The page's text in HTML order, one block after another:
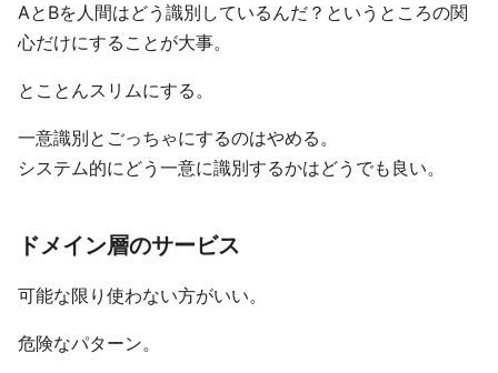
AとBを人間はどう識別しているんだ？というところの関
心だけにすることが大事。
とことんスリムにする。
一意識別とごっちゃにするのはやめる。
システム的にどう一意に識別するかはどうでも良い。
ドメイン層のサービス
可能な限り使わない方がいい。
危険なパターン。